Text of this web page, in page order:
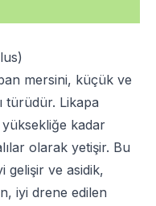
mersini, küçük ve
türüdür. Likapa
kadar
olarak yetişir. Bu
gelişir ve asidik,
iyi drene edilen